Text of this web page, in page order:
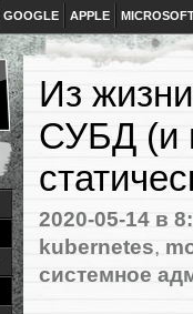
GOOGLE APPLE
Из
СУБД (и
2020-05-14 в
kubernetes,
системное